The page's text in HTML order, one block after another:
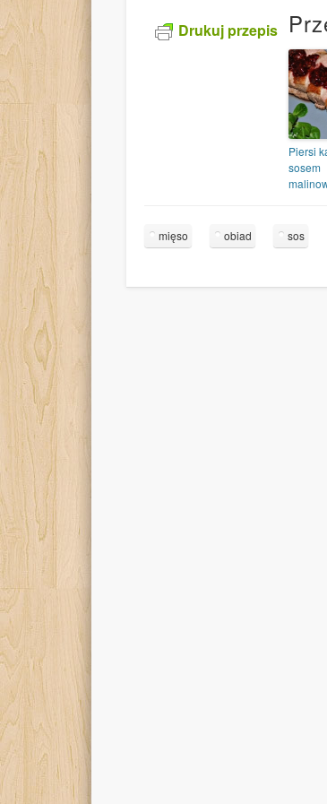
Drukuj przepis
Piersi
sosem
mięso obiad sos